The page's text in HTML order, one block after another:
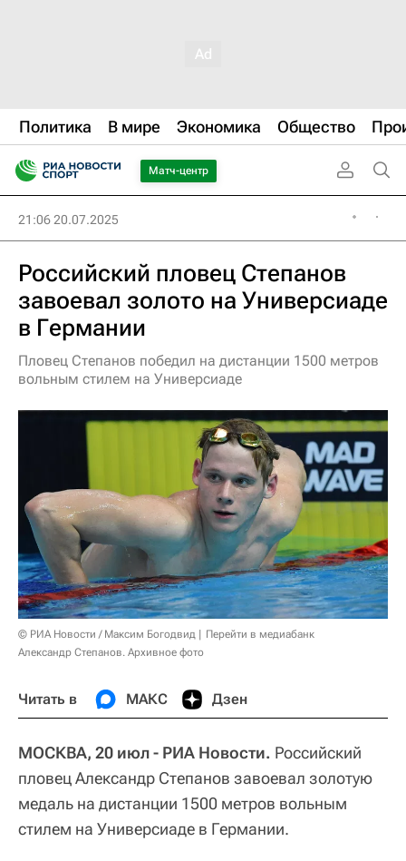
Политика В мире Экономика Общество
Матч-центр
21:06 20.07.2025
Российский пловец Степанов
завоевал золото на Универсиаде
в Германии
Пловец Степанов победил на дистанции 1500 метров
вольным стилем на Универсиаде
© РИА Новости / Максим Богодвид
Перейти в медиабанк
Александр Степанов. Архивное фото
Читать в МАКС Дзен
МОСКВА, 20 июл - РИА Новости. Российский
пловец Александр Степанов завоевал золотую
медаль на дистанции 1500 метров вольным
стилем на Универсиаде в Германии.